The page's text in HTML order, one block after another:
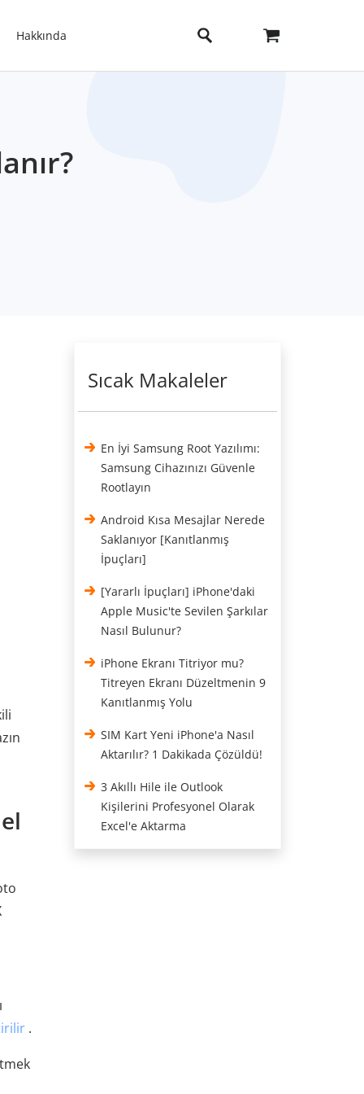
Hakkında
.
Sıcak Makaleler
En İyi Samsung Root Yazılımı:
Samsung Cihazınızı Güvenle
Rootlayın
Android Kısa Mesajlar Nerede
Saklanıyor [Kanıtlanmış
İpuçları]
[Yararlı İpuçları] iPhone'daki
Apple Music'te Sevilen Şarkılar
Nasıl Bulunur?
iPhone Ekranı Titriyor mu?
Titreyen Ekranı Düzeltmenin 9
Kanıtlanmış Yolu
SIM Kart Yeni iPhone'a Nasıl
Aktarılır? 1 Dakikada Çözüldü!
3 Akıllı Hile ile Outlook
Kişilerini Profesyonel Olarak
Excel'e Aktarma